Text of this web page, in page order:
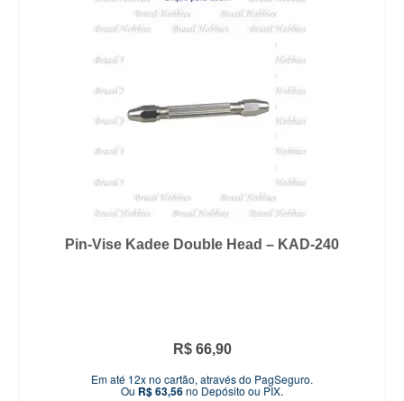
Pin-Vise Kadee Double Head – KAD-240
R$66,90
Em até 12x no cartão, através do PagSeguro.
Ou R$63,56no Depósito ou PIX.